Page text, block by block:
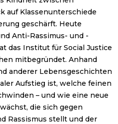
auf Klassenunterschiede
geschärft. Heute
Anti-Rassimus- und -
das Institut für Social Justice
mitbegründet. Anhand
anderer Lebensgeschichten
Aufstieg ist, welche feinen
– und wie eine neue
die sich gegen
Rassismus stellt und der